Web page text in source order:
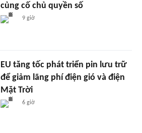
củng cố chủ quyền số
9 giờ
EU tăng tốc phát triển pin lưu trữ
để giảm lãng phí điện gió và điện
Mặt Trời
6 giờ